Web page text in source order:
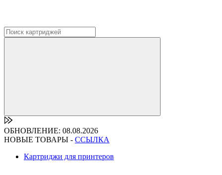
ОБНОВЛЕНИЕ: 08.08.2026
НОВЫЕ ТОВАРЫ - ССЫЛКА
Картриджи для принтеров